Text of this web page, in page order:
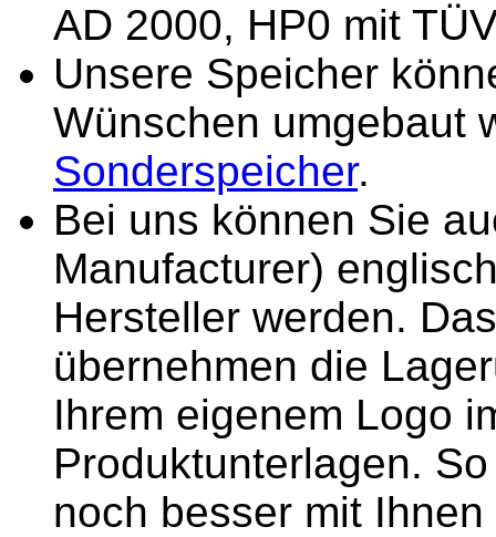
AD 2000, HP0 mit
Unsere Speicher
Wünschen umgebaut
Sonderspeicher.
Bei uns können Sie
Manufacturer)
Hersteller werden.
übernehmen die
Ihrem eigenem Logo
Produktunterlagen.
noch besser mit